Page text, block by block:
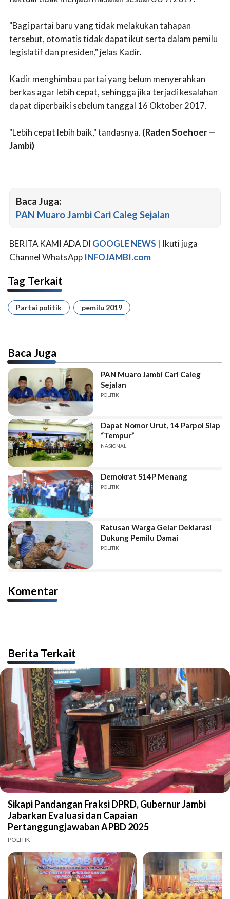
"Bagi partai baru yang tidak melakukan tahapan
tersebut, otomatis tidak dapat ikut serta dalam pemilu
legislatif dan presiden," jelas Kadir.
Kadir menghimbau partai yang belum menyerahkan
berkas agar lebih cepat, sehingga jika terjadi kesalahan
dapat diperbaiki sebelum tanggal 16 Oktober 2017.
"Lebih cepat lebih baik," tandasnya. (Raden Soehoer —
Jambi)
Baca Juga:
PAN Muaro Jambi Cari Caleg Sejalan
BERITA KAMI ADA DI GOOGLE NEWS | Ikuti juga
Channel WhatsApp INFOJAMBI.com
Tag Terkait
Partai politik pemilu 2019
Baca Juga
PAN Muaro Jambi Cari Caleg
Sejalan
POLITIK
Dapat Nomor Urut, 14 Parpol Siap
“Tempur”
NASIONAL
Demokrat S14P Menang
POLITIK
Ratusan Warga Gelar Deklarasi
Dukung Pemilu Damai
POLITIK
Komentar
Berita Terkait
Sikapi Pandangan Fraksi DPRD, Gubernur Jambi
Jabarkan Evaluasi dan Capaian
Pertanggungjawaban APBD 2025
POLITIK